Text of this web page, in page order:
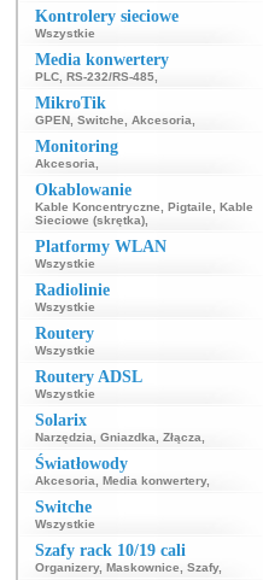
Kontrolery sieciowe
Wszystkie
Media konwertery
PLC RS-232/RS-485
MikroTik
GPEN Switche Akcesoria
Monitoring
Akcesoria
Okablowanie
Kable Koncentryczne Pigtaile
Kable
Sieciowe (skrętka)
Platformy WLAN
Wszystkie
Radiolinie
Wszystkie
Routery
Wszystkie
Routery ADSL
Wszystkie
Solarix
Narzędzia Gniazdka Złącza
Światłowody
Akcesoria Media konwertery,
Switche
Wszystkie
Szafy rack 10/19 cali
Organizery, Maskownice Szafy,